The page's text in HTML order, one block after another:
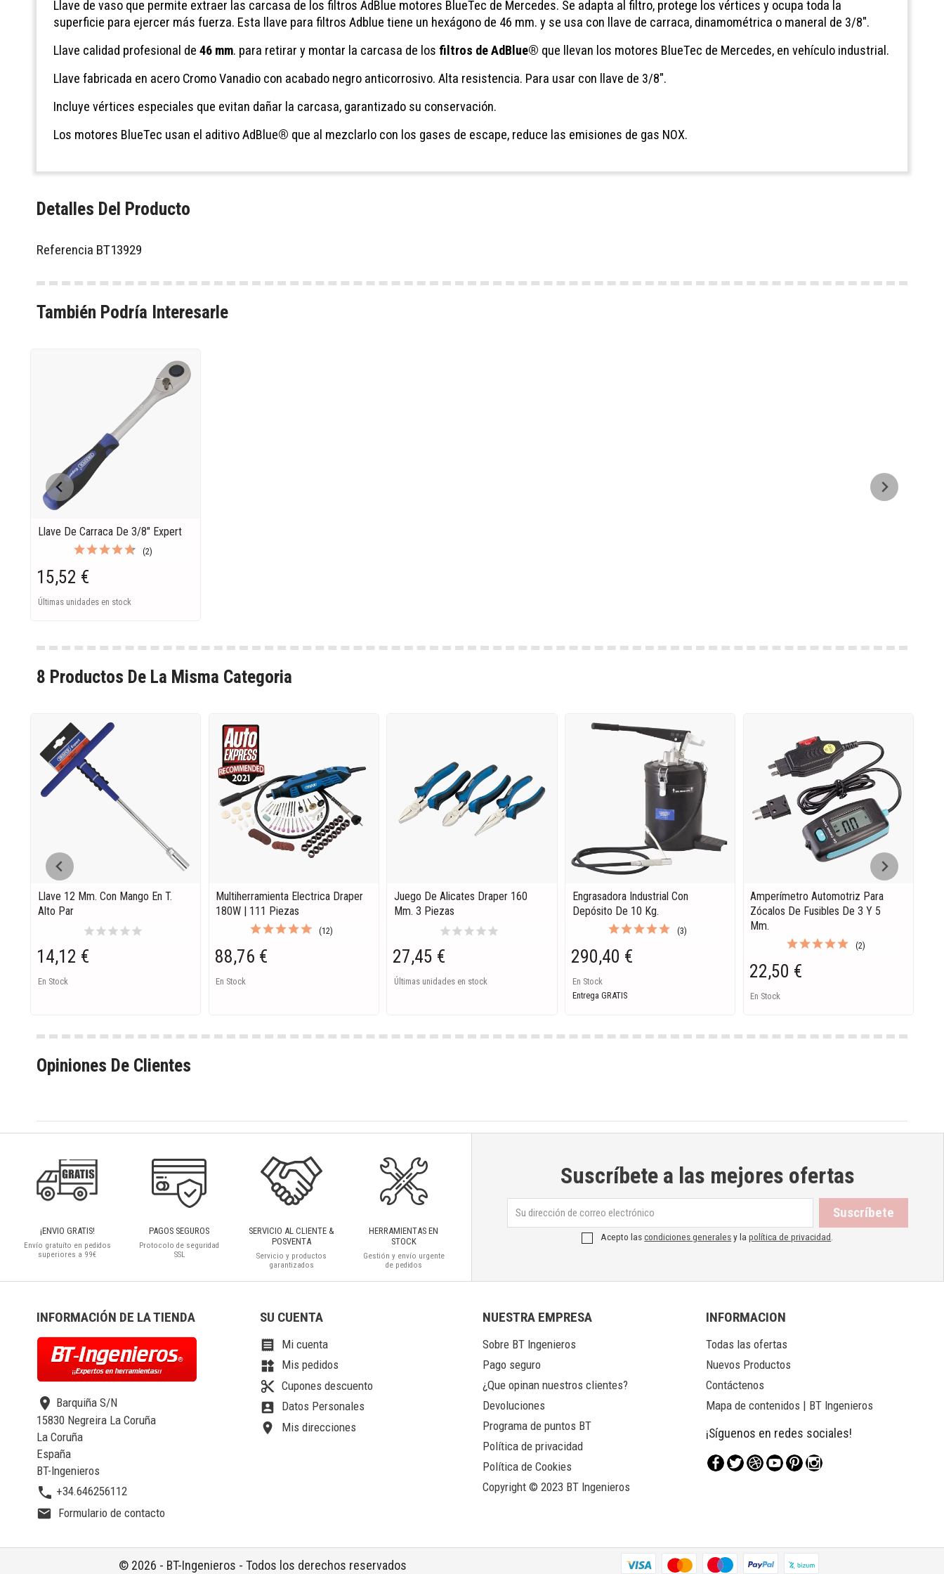
Llave de vaso que permite extraer las carcasa de los filtros AdBlue motores BlueTec de Mercedes. Se adapta al filtro, protege los vértices y ocupa toda la
superficie para ejercer más fuerza. Esta llave para filtros Adblue tiene un hexágono de 46 mm. y se usa con llave de carraca, dinamométrica o maneral de 3/8".
Llave calidad profesional de 46 mm. para retirar y montar la carcasa de los filtros de AdBlue® que llevan los motores BlueTec de Mercedes, en vehículo industrial.
Llave fabricada en acero Cromo Vanadio con acabado negro anticorrosivo. Alta resistencia. Para usar con llave de 3/8".
Incluye vértices especiales que evitan dañar la carcasa, garantizado su conservación.
Los motores BlueTec usan el aditivo AdBlue® que al mezclarlo con los gases de escape, reduce las emisiones de gas NOX.
Detalles Del Producto
Referencia BT13929
También Podría Interesarle
Llave De Carraca De 3/8" Expert
(2)
15,52 €
Últimas unidades en stock
8 Productos De La Misma Categoria
Llave 12 Mm. Con Mango En T.
Alto Par
starstarstarstarstar
14,12 €
En Stock
Multiherramienta Electrica Draper
180W | 111 Piezas
(12)
88,76 €
En Stock
Juego De Alicates Draper 160
Mm. 3 Piezas
starstarstarstarstar
27,45 €
Últimas unidades en stock
Engrasadora Industrial Con
Depósito De 10 Kg.
(3)
290,40 €
En Stock
Entrega GRATIS
Amperímetro Automotriz Para
Zócalos De Fusibles De 3 Y 5
Mm.
(2)
22,50 €
En Stock
Opiniones De Clientes
¡ENVIO GRATIS!
Envío gratuíto en pedidos
superiores a 99€
PAGOS SEGUROS
Protocolo de seguridad
SSL
SERVICIO AL CLIENTE &
POSVENTA
Servicio y productos
garantizados
HERRAMIENTAS EN
STOCK
Gestión y envío urgente
de pedidos
Suscríbete a las mejores ofertas
Acepto lascondiciones generalesy lapolítica de privacidad
INFORMACIÓN DE LA TIENDA
location_on Barquiña S/N
15830 Negreira La Coruña
La Coruña
España
BT-Ingenieros
phone +34.646256112
email Formulario de contacto
SU CUENTA
 Mi cuenta
widgets Mis pedidos
content_cut Cupones descuento
account_box Datos Personales
location_on Mis direcciones
NUESTRA EMPRESA
Sobre BT Ingenieros
Pago seguro
¿Que opinan nuestros clientes?
Devoluciones
Programa de puntos BT
Política de privacidad
Política de Cookies
Copyright © 2023 BT Ingenieros
INFORMACION
Todas las ofertas
Nuevos Productos
Contáctenos
Mapa de contenidos | BT Ingenieros
¡Síguenos en redes sociales!
Facebook
Twitter
RssYouTube
PinterestInstagram
© 2026 - BT-Ingenieros - Todos los derechos reservados